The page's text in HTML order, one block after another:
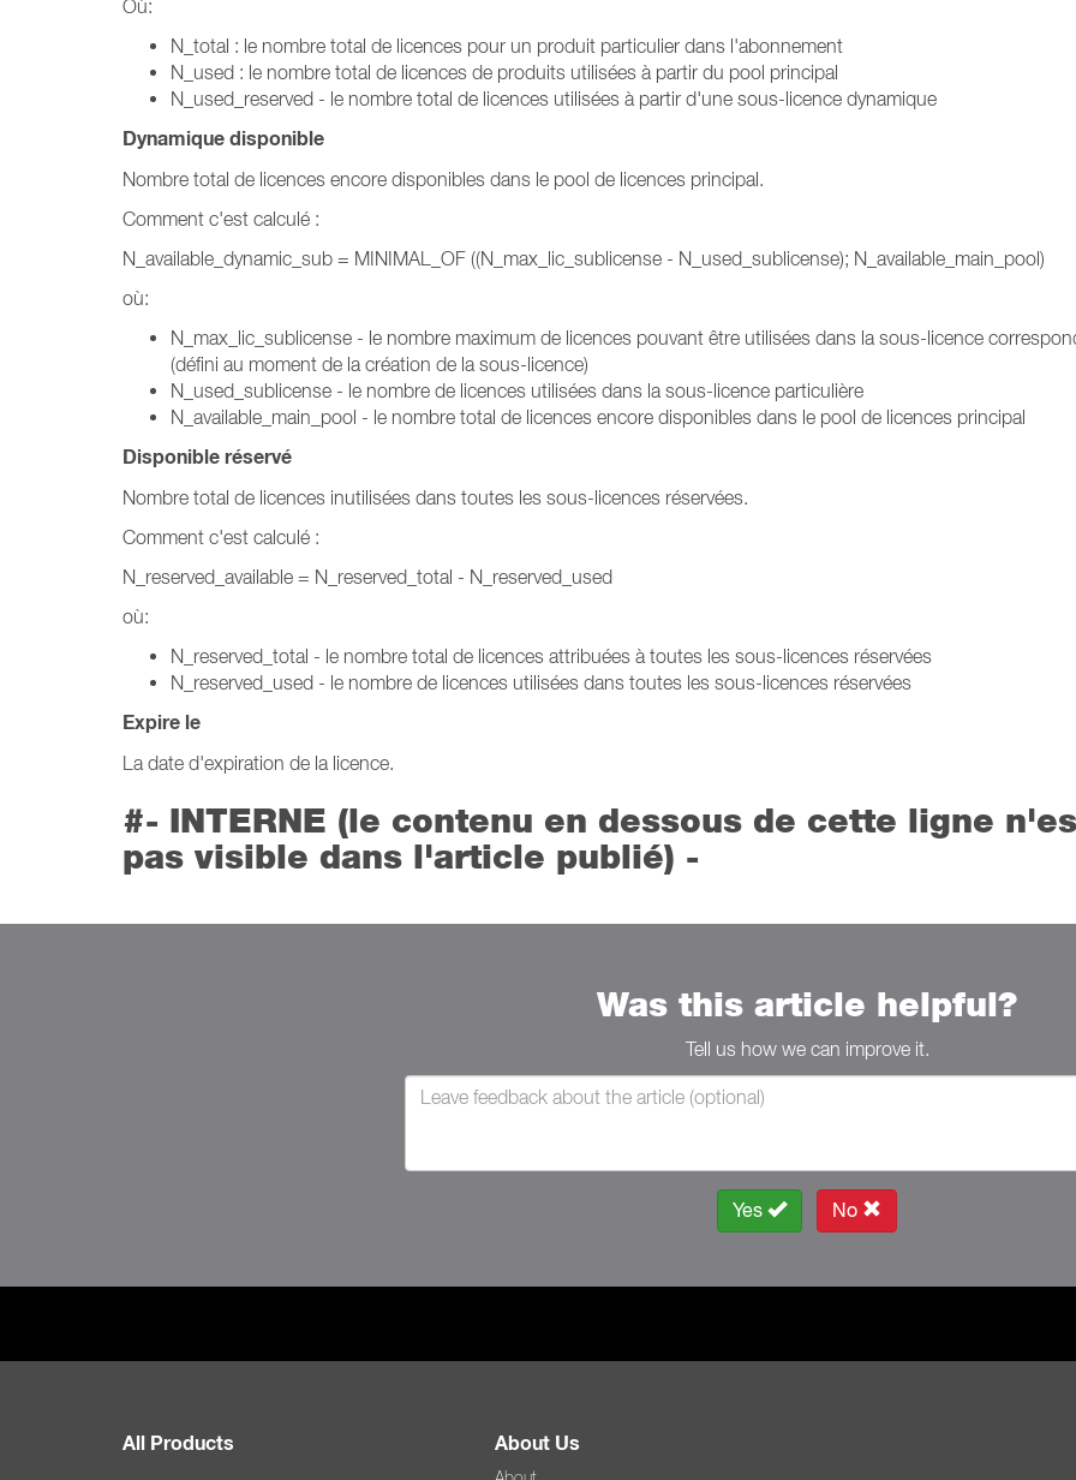
Où:
N_total : le nombre total de licences pour un produit particulier dans l'abonnement
N_used : le nombre total de licences de produits utilisées à partir du pool principal
N_used_reserved - le nombre total de licences utilisées à partir d'une sous-licence dynamique
Dynamique disponible
Nombre total de licences encore disponibles dans le pool de licences principal.
Comment c'est calculé :
N_available_dynamic_sub = MINIMAL_OF ((N_max_lic_sublicense - N_used_sublicense); N_available_main_pool)
où:
N_max_lic_sublicense - le nombre maximum de licences pouvant être utilisées dans la sous-licence
(défini au moment de la création de la sous-licence)
N_used_sublicense - le nombre de licences utilisées dans la sous-licence particulière
N_available_main_pool - le nombre total de licences encore disponibles dans le pool de licences principal
Disponible réservé
Nombre total de licences inutilisées dans toutes les sous-licences réservées.
Comment c'est calculé :
N_reserved_available = N_reserved_total - N_reserved_used
où:
N_reserved_total - le nombre total de licences attribuées à toutes les sous-licences réservées
N_reserved_used - le nombre de licences utilisées dans toutes les sous-licences réservées
Expire le
La date d'expiration de la licence.
#- INTERNE (le contenu en dessous de cette ligne
pas visible dans l'article publié) -
Was this article helpful?
Tell us how we can improve it.
Yes No
All Products About Us